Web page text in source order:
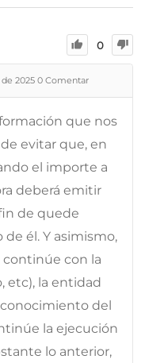
0
2025 0 Comentar
que nos
evitar que, en
el importe a
deberá emitir
de quede
él. Y asimismo,
continúe con la
etc), la entidad
del
la ejecución
lo anterior,